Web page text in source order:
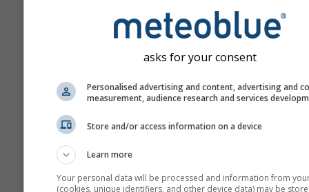
exécuter et les erreurs
pardonnées.
Hauteur significative des
vagues 0 à 1 m
Conditions de voile idéales
navigateurs expérimentés
Vitesse du vent entre 4-
et une meilleure
asks for your consent
Personalised advertising and content, advertising and
measurement, audience research and services
Store and/or access information on a device
Learn more
Your personal data will be processed and information from
(cookies, unique identifiers, and other device data) may be